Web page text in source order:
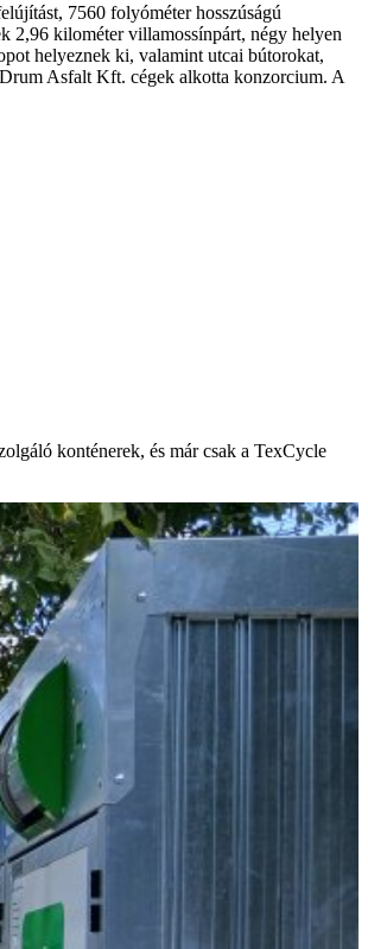
7560 folyóméter hosszúságú
2,96 kilométer villamossínpárt, négy helyen
helyeznek ki, valamint utcai bútorokat,
Asfalt Kft. cégek alkotta konzorcium. A
konténerek, és már csak a TexCycle